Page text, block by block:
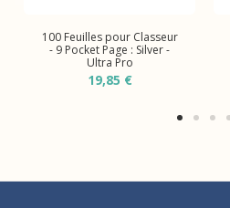
100 Feuilles pour Classeur
- 9 Pocket Page : Silver -
Ultra Pro
19,85 €